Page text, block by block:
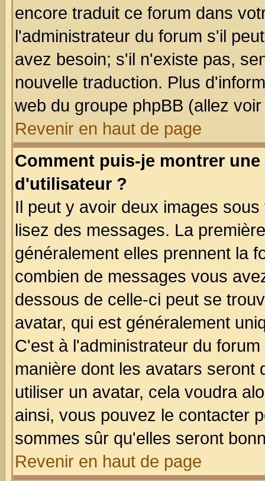
encore traduit ce forum dans
l'administrateur du forum s'il
avez besoin; s'il n'existe pas,
nouvelle traduction. Plus
web du groupe phpBB (allez
Revenir en haut de page
Comment puis-je montrer
d'utilisateur ?
Il peut y avoir deux images
lisez des messages. La
généralement elles prennent la
combien de messages vous
dessous de celle-ci peut se
avatar, qui est généralement
C'est à l'administrateur du
manière dont les avatars seront
utiliser un avatar, cela voudra
ainsi, vous pouvez le contacter
sommes sûr qu'elles seront
Revenir en haut de page